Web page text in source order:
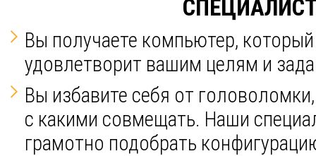
Вы получаете компьютер,
удовлетворит вашим целям и
Вы избавите себя от
с какими совмещать. Наши
грамотно подобрать